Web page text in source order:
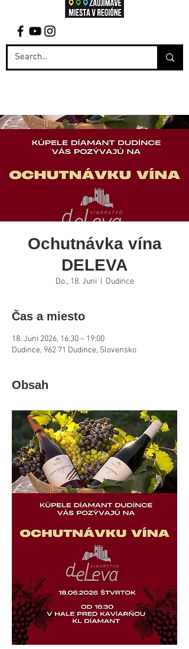
Ochutnávka vína
DELEVA
Do., 18. Juni Dudince
Čas a miesto
18. Juni 2026, 16:30 – 19:00
Dudince, 962 71 Dudince, Slovensko
Obsah